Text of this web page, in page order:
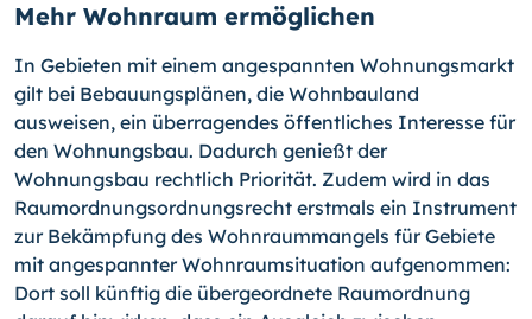
Mehr Wohnraum ermöglichen
In Gebieten mit einem angespannten Wohnungsmarkt
gilt bei Bebauungsplänen, die Wohnbauland
ausweisen, ein überragendes öffentliches Interesse für
den Wohnungsbau. Dadurch genießt der
Wohnungsbau rechtlich Priorität. Zudem wird in das
Raumordnungsordnungsrecht erstmals ein Instrument
zur Bekämpfung des Wohnraummangels für Gebiete
mit angespannter Wohnraumsituation aufgenommen:
Dort soll künftig die übergeordnete Raumordnung